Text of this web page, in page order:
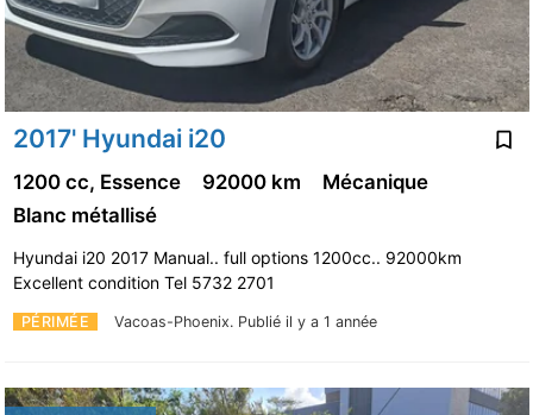
2017' Hyundai i20
PÉRIMÉE Vacoas-Phoenix. Publié il y a 1 année
1200 cc, Essence 92000 km
Mécanique
Blanc métallisé
Hyundai i20 2017 Manual.. full options 1200cc.. 92000km
Excellent condition Tel 5732 2701